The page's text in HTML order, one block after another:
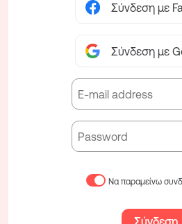
Σύνδεση με
Σύνδεση με
Να παραμείνω
Σύνδεση